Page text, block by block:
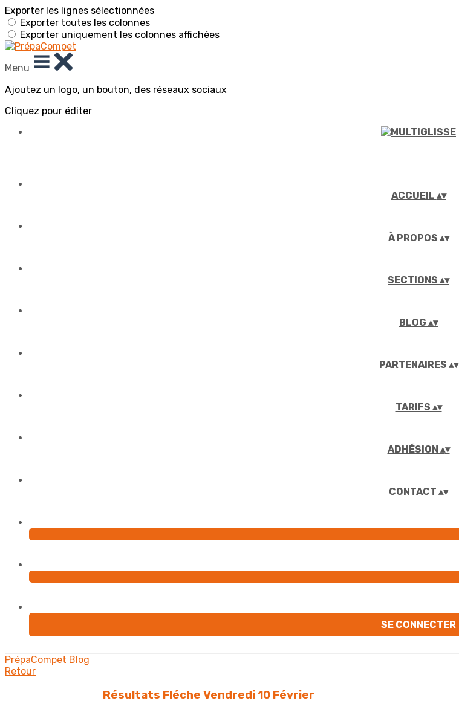
Exporter les lignes sélectionnées
Exporter toutes les colonnes
Exporter uniquement les colonnes affichées
Menu
Ajoutez un logo, un bouton, des réseaux sociaux
Cliquez pour éditer
ACCUEIL ▴▾
À PROPOS ▴▾
SECTIONS ▴▾
BLOG ▴▾
PARTENAIRES ▴▾
TARIFS ▴▾
ADHÉSION ▴▾
CONTACT ▴▾
SE CONNECTER
PrépaCompet Blog
Retour
Résultats Fléche Vendredi 10 Février